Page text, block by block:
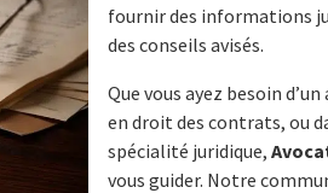
fournir des informations
des conseils avisés.
Que vous ayez besoin
en droit des contrats, ou
spécialité juridique,
vous guider. Notre